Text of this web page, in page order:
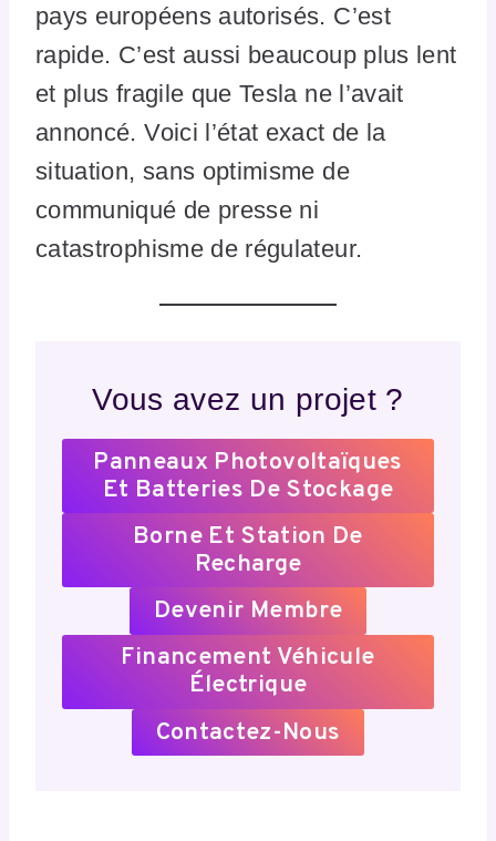
pays européens autorisés. C’est
rapide. C’est aussi beaucoup plus lent
et plus fragile que Tesla ne l’avait
annoncé. Voici l’état exact de la
situation, sans optimisme de
communiqué de presse ni
catastrophisme de régulateur.
Vous avez un projet ?
Panneaux Photovoltaïques
Et Batteries De Stockage
Borne Et Station De
Recharge
Devenir Membre
Financement Véhicule
Électrique
Contactez-Nous